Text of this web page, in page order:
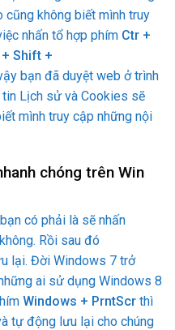
không biết mình truy
nhấn tổ hợp phím Ctr +
Shift +
bạn đã duyệt web ở trình
tin Lịch sử và Cookies sẽ
mình truy cập những nội
chóng trên Win
có phải là sẽ nhấn
Rồi sau đó
lại. Đời Windows 7 trở
ai sử dụng Windows 8
Windows + PrntScr thì
tự động lưu lại cho chúng